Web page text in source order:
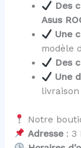
Des
Asus
Une
modèle
Des
Une
livraison
Notre
Adresse: 3